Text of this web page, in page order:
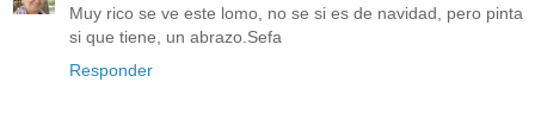
Muy rico se ve este lomo, no se si es de navidad, pero pinta
si que tiene, un abrazo.Sefa
Responder